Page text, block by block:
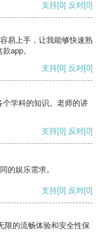
支持[0] 反对[0]
易上手，让我能够快速熟
app。
支持[0] 反对[0]
学科的知识。老师的讲
支持[0] 反对[0]
的娱乐需求。
支持[0] 反对[0]
限的流畅体验和安全性保